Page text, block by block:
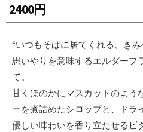
2400円
“いつもそばに居てくれる、きみ
思いやりを意味するエルダーフ
て。
甘くほのかにマスカットのよう
ーを煮詰めたシロップと、ドラ
優しい味わいを香り立たせるビ